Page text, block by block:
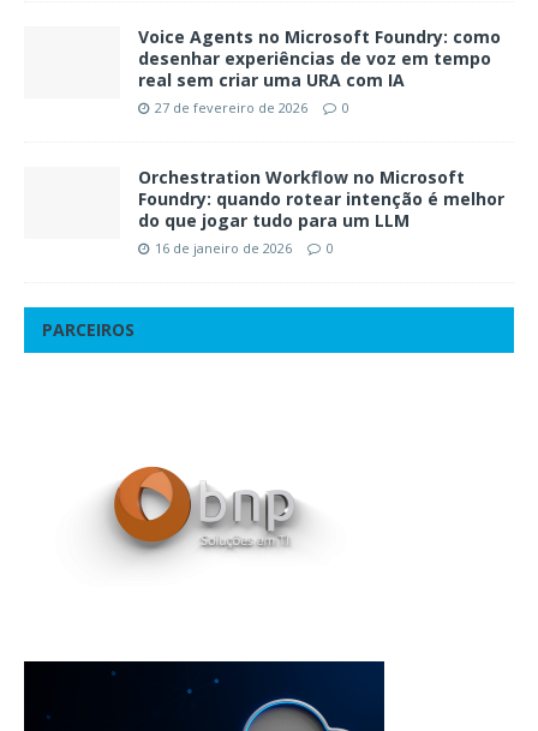
Voice Agents no Microsoft Foundry: como
desenhar experiências de voz em tempo
real sem criar uma URA com IA
27 de fevereiro de 2026 0
Orchestration Workflow no Microsoft
Foundry: quando rotear intenção é melhor
do que jogar tudo para um LLM
16 de janeiro de 2026 0
PARCEIROS